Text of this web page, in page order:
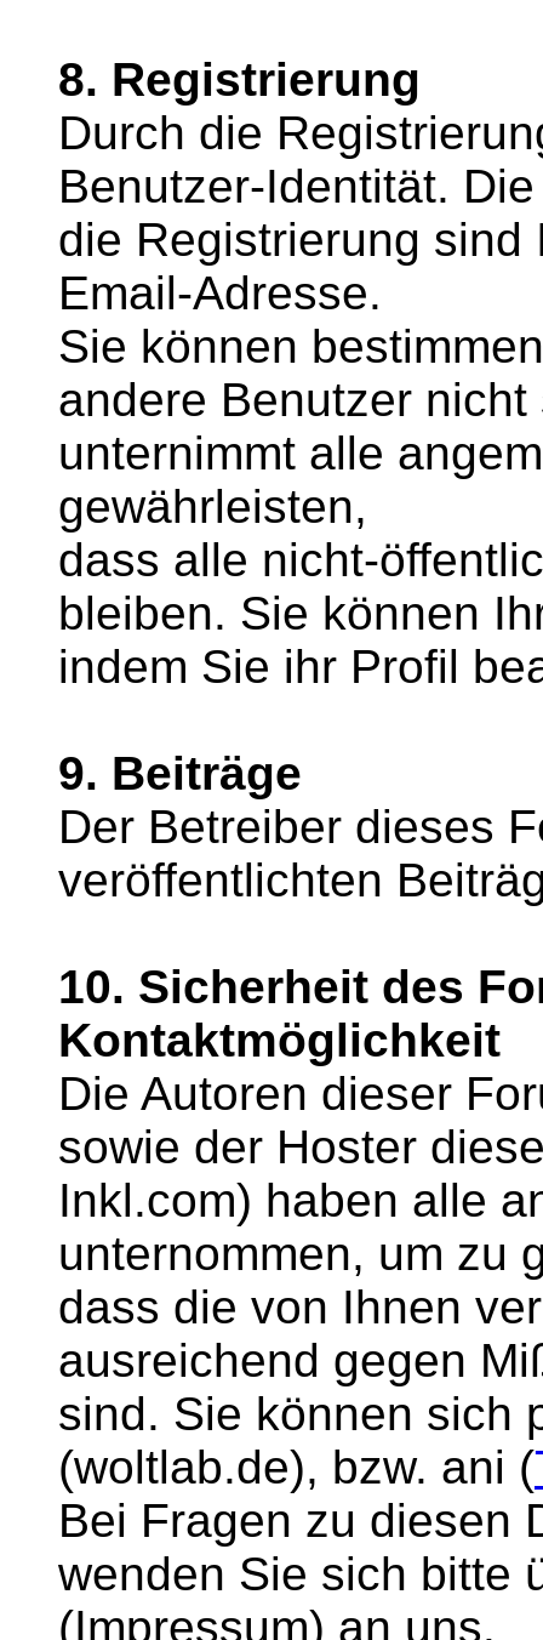
8. Registrierung
Durch die
Benutzer-Identität.
die Registrierung sind
Email-Adresse.
Sie können
andere Benutzer
unternimmt alle
gewährleisten,
dass alle nicht-
bleiben. Sie können
indem Sie ihr Profil
9. Beiträge
Der Betreiber dieses
veröffentlichten
10. Sicherheit des
Kontaktmöglichkeit
Die Autoren dieser
sowie der Hoster
Inkl.com) haben alle
unternommen, um zu
dass die von Ihnen
ausreichend gegen
sind. Sie können sich
(woltlab.de), bzw. ani (
Bei Fragen zu diesen
wenden Sie sich bitte
(Impressum) an uns.